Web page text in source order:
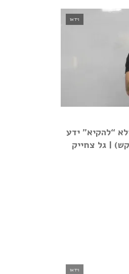
וידאו
“להקיא” ידע
| גל צחייק
וידאו